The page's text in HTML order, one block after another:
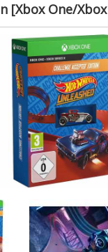
[Xbox One/